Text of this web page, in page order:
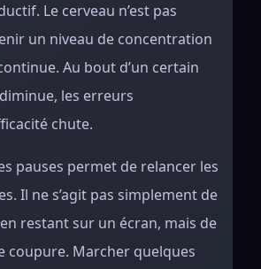
Le cerveau n’est pas
un niveau de concentration
Au bout d’un certain
les erreurs
chute.
pauses permet de relancer les
Il ne s’agit pas simplement de
restant sur un écran, mais de
coupure. Marcher quelques